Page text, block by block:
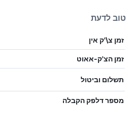
טוב לדעת
זמן צ\'ק אין
זמן הצ'ק-אאוט
תשלום וביטול
מספר דלפק הקבלה